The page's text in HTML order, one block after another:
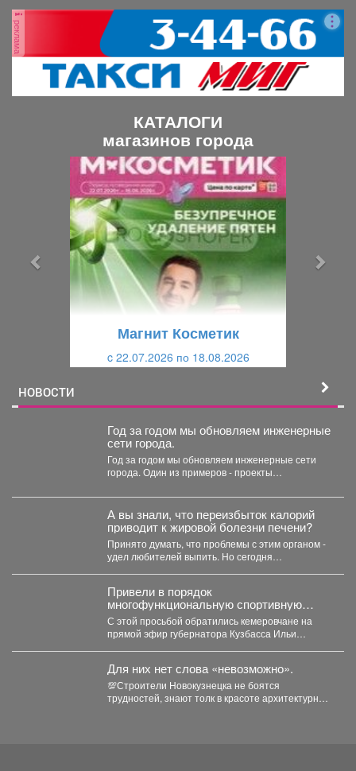
реклама
КАТАЛОГИ
магазинов города
Магнит Косметик
c 22.07.2026 по 18.08.2026
НОВОСТИ
Год за годом мы обновляем инженерные
сети города.
Год за годом мы обновляем инженерные сети
города. Один из примеров - проекты
А вы знали, что переизбыток калорий
приводит к жировой болезни печени?
Принято думать, что проблемы с этим органом -
удел любителей выпить. Но сегодня
Привели в порядок
многофункциональную спортивную
площадку на улице Притомская
Набережная, 1А
С этой просьбой обратились кемеровчане на
прямой эфир губернатора Кузбасса Ильи
Для них нет слова «невозможно».
💯Строители Новокузнецка не боятся
трудностей, знают толк в красоте архитектурных